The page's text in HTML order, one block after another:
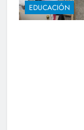
EDUCACIÓN